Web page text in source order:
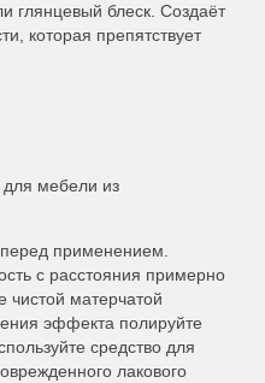
глянцевый блеск. Создаёт
которая препятствует
мебели из
применением.
с расстояния примерно
чистой матерчатой
эффекта полируйте
средство для
лакового